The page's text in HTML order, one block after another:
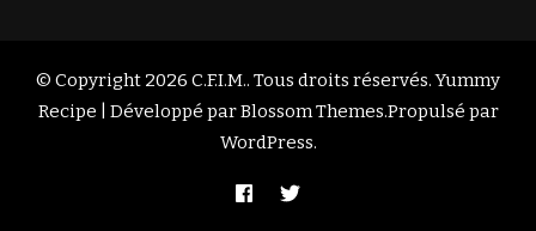
© Copyright 2026 C.F.I.M.. Tous droits réservés. Yummy
Recipe | Développé parBlossom Themes.Propulsé par
WordPress.